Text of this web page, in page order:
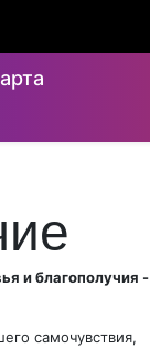
и благополучия -
самочувствия,